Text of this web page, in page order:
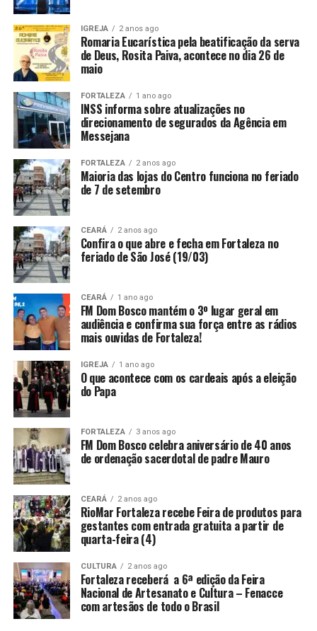
IGREJA 2 anos ago
Romaria Eucarística pela beatificação da serva
de Deus, Rosita Paiva, acontece no dia 26 de
maio
FORTALEZA 1 ano ago
INSS informa sobre atualizações no
direcionamento de segurados da Agência em
Messejana
FORTALEZA 2 anos ago
Maioria das lojas do Centro funciona no feriado
de 7 de setembro
CEARÁ 2 anos ago
Confira o que abre e fecha em Fortaleza no
feriado de São José (19/03)
CEARÁ 1 ano ago
FM Dom Bosco mantém o 3º lugar geral em
audiência e confirma sua força entre as rádios
mais ouvidas de Fortaleza!
IGREJA 1 ano ago
O que acontece com os cardeais após a eleição
do Papa
FORTALEZA 3 anos ago
FM Dom Bosco celebra aniversário de 40 anos
de ordenação sacerdotal de padre Mauro
CEARÁ 2 anos ago
RioMar Fortaleza recebe Feira de produtos para
gestantes com entrada gratuita a partir de
quarta-feira (4)
CULTURA 2 anos ago
Fortaleza receberá a 6ª edição da Feira
Nacional de Artesanato e Cultura – Fenacce
com artesãos de todo o Brasil